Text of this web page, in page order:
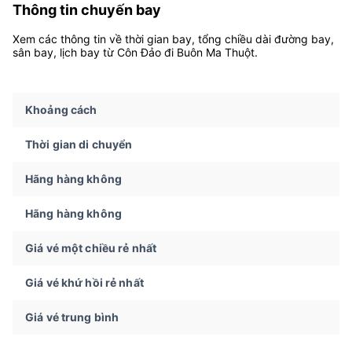
Thông tin chuyến bay
Xem các thông tin về thời gian bay, tổng chiều dài đường bay,
sân bay, lịch bay từ Côn Đảo đi Buôn Ma Thuột.
Khoảng cách
Thời gian di chuyển
Hãng hàng không
Hãng hàng không
Giá vé một chiều rẻ nhất
Giá vé khứ hồi rẻ nhất
Giá vé trung bình